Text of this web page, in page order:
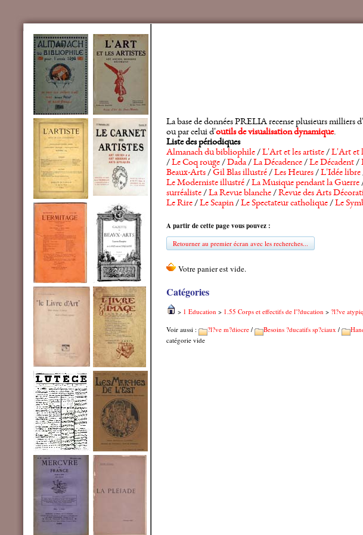
La base de données PRELIA recense plusieurs milliers
ou par celui d'outils de visualisation dynamique.
Liste des périodiques
Almanach du bibliophile/L'Art et les artiste/L'Art et
/Le Coq rouge/Dada/La Décadence/Le Décadent/
Beaux-Arts/Gil Blas illustré/Les Heures/L'Idée libre
Le Moderniste illustré/La Musique pendant la Guerre
surréaliste/La Revue blanche/Revue des Arts
Le Rire/Le Scapin/Le Spectateur catholique/Le
A partir de cette page vous pouvez :
Retourner au premier écran avec les recherches...
Catégories
> 1 Education > 1.55 Corps et effectifs de l'?ducation > ?l?ve
Voir aussi :
?l?ve m?diocre / Besoins ?ducatifs sp?ciaux /
catégorie vide